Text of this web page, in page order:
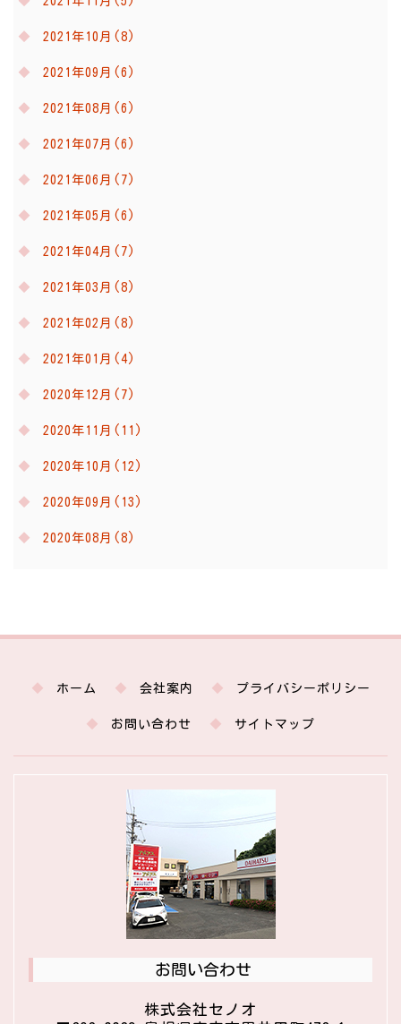
2021年10月(8)
2021年09月(6)
2021年08月(6)
2021年07月(6)
2021年06月(7)
2021年05月(6)
2021年04月(7)
2021年03月(8)
2021年02月(8)
2021年01月(4)
2020年12月(7)
2020年11月(11)
2020年10月(12)
2020年09月(13)
2020年08月(8)
ホーム 会社案内 プライバシーポリシー
お問い合わせ サイトマップ
お問い合わせ
株式会社セノオ